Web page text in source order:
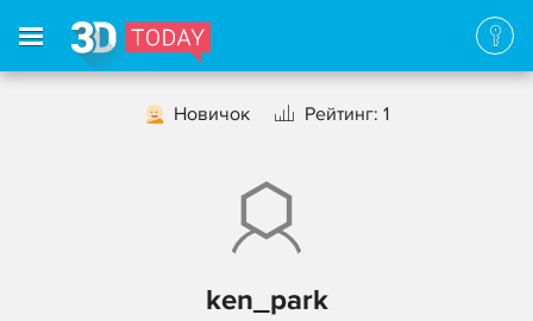
Новичок Рейтинг: 1
ken_park